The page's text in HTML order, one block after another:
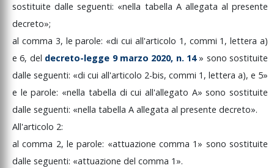
sostituitedalleseguenti: «nella tabella A allegata al presente
decreto»;
al comma 3, leparole: «dicui all'articolo 1, commi 1,letteraa)
e6, del decreto-legge 9 marzo 2020, n. 14 » sonosostituite
dalle seguenti: «di cui all'articolo 2-bis, commi 1, lettera a), e 5»
e leparole: «nella tabella dicui all'allegato A»sonosostituite
dalle seguenti: «nella tabella A allegata al presente decreto».
All'articolo 2:
alcomma 2,leparole: «attuazionecomma 1» sonosostituite
dalle seguenti: «attuazione del comma 1».